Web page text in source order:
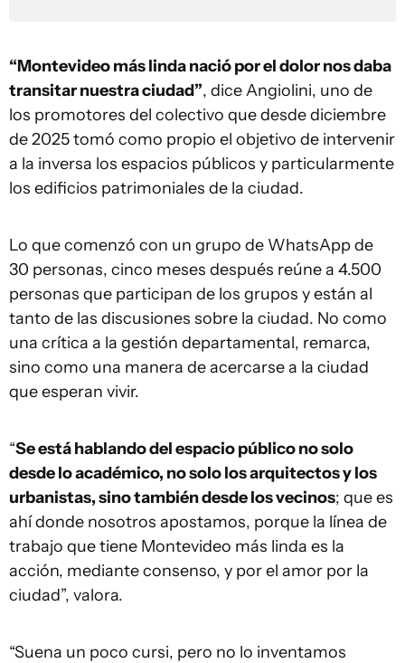
“Montevideo más linda nació por el dolor nos daba
transitar nuestra ciudad”, dice Angiolini, uno de
los promotores del colectivo que desde diciembre
de 2025 tomó como propio el objetivo de intervenir
a la inversa los espacios públicos y particularmente
los edificios patrimoniales de la ciudad.
Lo que comenzó con un grupo de WhatsApp de
30 personas, cinco meses después reúne a 4.500
personas que participan de los grupos y están al
tanto de las discusiones sobre la ciudad. No como
una crítica a la gestión departamental, remarca,
sino como una manera de acercarse a la ciudad
que esperan vivir.
“Se está hablando del espacio público no solo
desde lo académico, no solo los arquitectos y los
urbanistas, sino también desde los vecinos; que es
ahí donde nosotros apostamos, porque la línea de
trabajo que tiene Montevideo más linda es la
acción, mediante consenso, y por el amor por la
ciudad”, valora.
“Suena un poco cursi, pero no lo inventamos